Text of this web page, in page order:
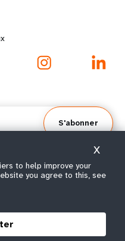
S'abonner
2026.
to help improve your
you agree to this, see
X